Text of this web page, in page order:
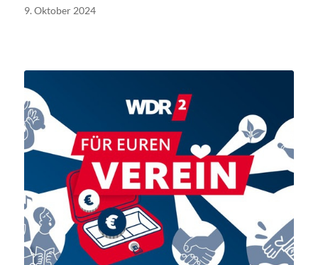
9. Oktober 2024